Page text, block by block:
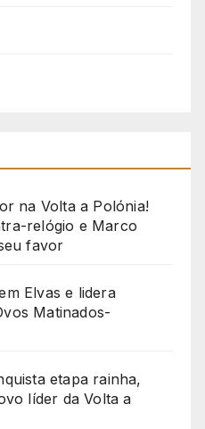
na Volta a Polónia!
relógio e Marco
favor
Elvas e lidera
Matinados-
etapa rainha,
líder da Volta a